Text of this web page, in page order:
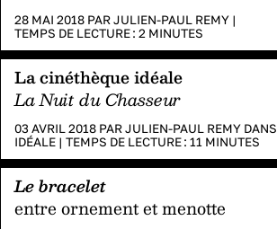
28 MAI 2018 PARJULIEN-PAUL REMY |
TEMPS DE LECTURE : 2 MINUTES
La cinéthèque idéale
La Nuit du Chasseur
03 AVRIL 2018 PARJULIEN-PAUL REMY DANS
IDÉALE | TEMPS DE LECTURE : 11 MINUTES
Le bracelet
entre ornement et menotte